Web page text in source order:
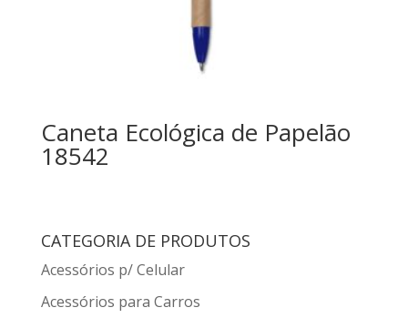
Caneta Ecológica de Papelão
18542
CATEGORIA DE PRODUTOS
Acessórios p/ Celular
Acessórios para Carros